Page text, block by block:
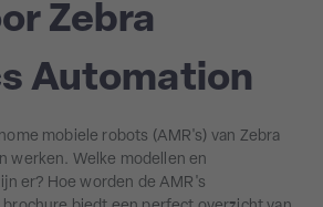
Zebra
Automation
mobiele robots (AMR's) van Zebra
werken. Welke modellen en
er? Hoe worden de AMR's